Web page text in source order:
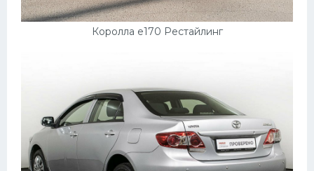
Королла е170 Рестайлинг